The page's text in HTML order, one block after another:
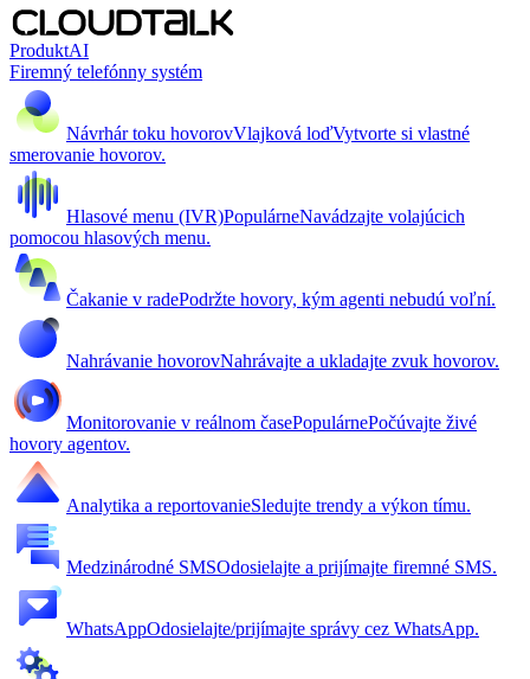
ProduktAI
Firemný telefónny systém
Návrhár toku hovorovVlajková loďVytvorte si vlastné
smerovanie hovorov.
Hlasové menu (IVR)PopulárneNavádzajte volajúcich
pomocou hlasových menu.
Čakanie v radePodržte hovory, kým agenti nebudú voľní.
Nahrávanie hovorovNahrávajte a ukladajte zvuk hovorov.
Monitorovanie v reálnom časePopulárnePočúvajte živé
hovory agentov.
Analytika a reportovanieSledujte trendy a výkon tímu.
Medzinárodné SMSOdosielajte a prijímajte firemné SMS.
WhatsAppOdosielajte/prijímajte správy cez WhatsApp.